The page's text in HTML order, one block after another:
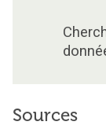
Sources